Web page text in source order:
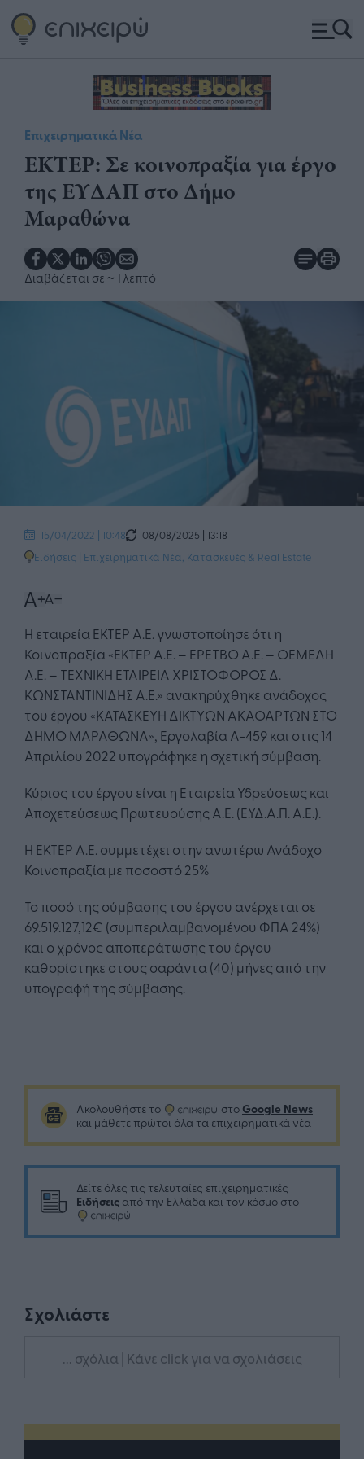
Επιχειρηματικά Νέα
ΕΚΤΕΡ: Σε κοινοπραξία για έργο
της ΕΥΔΑΠ στο Δήμο
Μαραθώνα
Διαβάζεται σε ~ 1 λεπτό
15/04/2022 | 10:48
08/08/2025 | 13:18
Ειδήσεις | Επιχειρηματικά Νέα Κατασκευές & Real Estate
Η εταιρεία ΕΚΤΕΡ Α.Ε. γνωστοποίησε ότι η
Κοινοπραξία «ΕΚΤΕΡ Α.Ε. – ΕΡΕΤΒΟ Α.Ε. – ΘΕΜΕΛΗ
Α.Ε. – ΤΕΧΝΙΚΗ ΕΤΑΙΡΕΙΑ ΧΡΙΣΤΟΦΟΡΟΣ Δ.
ΚΩΝΣΤΑΝΤΙΝΙΔΗΣ Α.Ε.» ανακηρύχθηκε ανάδοχος
του έργου «ΚΑΤΑΣΚΕΥΗ ΔΙΚΤΥΩΝ ΑΚΑΘΑΡΤΩΝ ΣΤΟ
ΔΗΜΟ ΜΑΡΑΘΩΝΑ», Εργολαβία Α-459 και στις 14
Απριλίου 2022 υπογράφηκε η σχετική σύμβαση.
Κύριος του έργου είναι η Εταιρεία Υδρεύσεως και
Αποχετεύσεως Πρωτευούσης Α.Ε. (Ε.ΥΔ.Α.Π. Α.Ε.).
Η ΕΚΤΕΡ Α.Ε. συμμετέχει στην ανωτέρω Ανάδοχο
Κοινοπραξία με ποσοστό 25%
Το ποσό της σύμβασης του έργου ανέρχεται σε
69.519.127,12€ (συμπεριλαμβανομένου ΦΠΑ 24%)
και ο χρόνος αποπεράτωσης του έργου
καθορίστηκε στους σαράντα (40) μήνες από την
υπογραφή της σύμβασης.
Ακολουθήστε το στο Google News
και μάθετε πρώτοι όλα τα επιχειρηματικά νέα
Δείτε όλες τις τελευταίες επιχειρηματικές
Ειδήσεις από την Ελλάδα και τον κόσμο στο
Σχολιάστε
... σχόλια | Κάνε click για να σχολιάσεις